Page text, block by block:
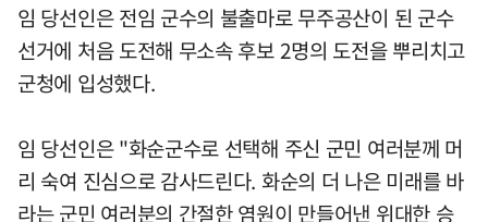
임 당선인은 전임 군수의 불출마로 무주공산이 된 군수
선거에 처음 도전해 무소속 후보 2명의 도전을 뿌리치고
군청에 입성했다.
임 당선인은 "화순군수로 선택해 주신 군민 여러분께 머
리 숙여 진심으로 감사드린다. 화순의 더 나은 미래를 바
라는 군민 여러분의 간절한 염원이 만들어낸 위대한 승